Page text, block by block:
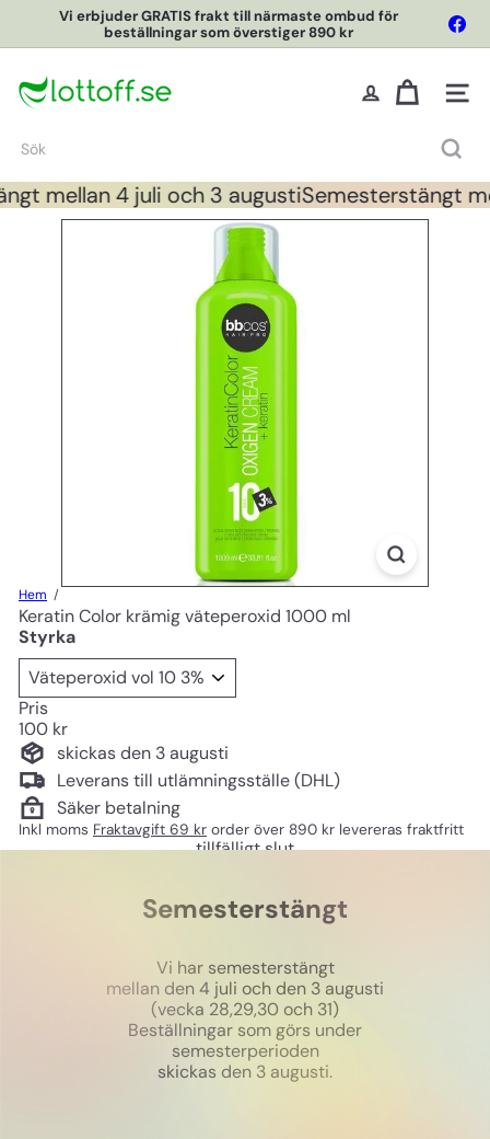
innehållet
Pausa
Vi erbjuder GRATIS frakt till närmaste ombud för
beställningar som överstiger 890 kr
o
O
f
O
Sök
mellan 4 juli och 3 augustiSemesterstängt
Hem
Keratin Color krämig väteperoxid 1000 ml
Styrka
Pris
Ord
pris
100 kr
skickas den 3 augusti
Leverans till utlämningsställe (DHL)
Säker betalning
Inkl moms Fraktavgift 69 kr order över 890 kr levereras fraktfritt
tillfälligt slut
Semesterstängt
Vi har semesterstängt
mellan den 4 juli och den 3 augusti
(vecka 28,29,30 och 31)
Beställningar som görs under
semesterperioden
skickas den 3 augusti.